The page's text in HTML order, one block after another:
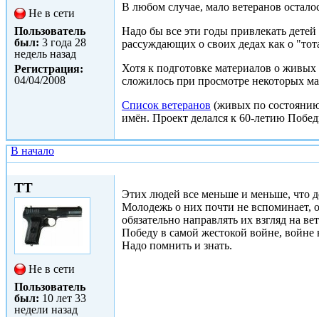
Не в сети
Пользователь
был: 3 года 28
недель назад
Регистрация:
04/04/2008
В любом случае, мало ветеранов
Надо бы все эти годы привлекать
рассуждающих о своих дедах как о
Хотя к подготовке материалов о живых
сложилось при просмотре некоторых
Список ветеранов (живых по
имён. Проект делался к 60-летию
В начало
TT
Не в сети
Пользователь
был: 10 лет 33
недели назад
Этих людей все меньше и меньше, что
Молодежь о них почти не вспоминает,
обязательно направлять их взгляд на
Победу в самой жестокой войне, войне
Надо помнить и знать.